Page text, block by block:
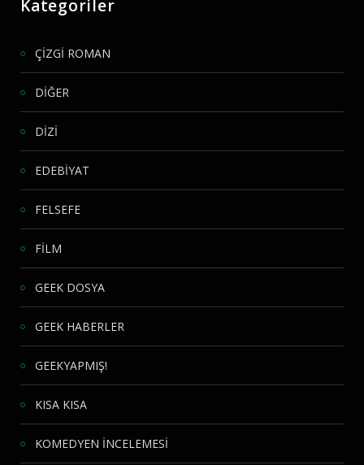
Kategoriler
ÇİZGİ ROMAN
DİĞER
DİZİ
EDEBİYAT
FELSEFE
FİLM
GEEK DOSYA
GEEK HABERLER
GEEKYAPMIŞ!
KISA KISA
KOMEDYEN İNCELEMESİ